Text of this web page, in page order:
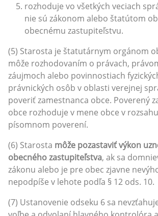
rozhoduje vo všetkých veciach
nie sú zákonom alebo štatútom
obecnému zastupiteľstvu.
(5) Starosta je štatutárnym orgánom
môže rozhodovaním o právach,
záujmoch alebo povinnostiach
právnických osôb v oblasti verejnej
poveriť zamestnanca obce. Poverený
obce rozhoduje v mene obce v
písomnom poverení.
(6) Starosta môže pozastaviť výkon
obecného zastupiteľstva, ak sa
zákonu alebo je pre obec zjavne
nepodpíše v lehote podľa § 12 ods. 10.
(7) Ustanovenie odseku 6 sa